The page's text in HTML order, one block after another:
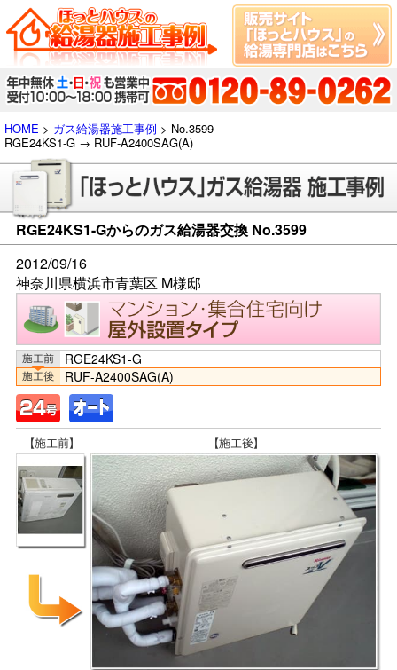
HOME > ガス給湯器施工事例 > No.3599
RGE24KS1-G → RUF-A2400SAG(A)
RGE24KS1-Gからのガス給湯器交換 No.3599
2012/09/16
神奈川県横浜市青葉区 M様邸
RGE24KS1-G
RUF-A2400SAG(A)